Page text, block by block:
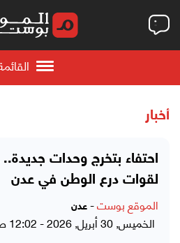
أخبار
احتفاء بتخرج وحدات
لقوات درع الوطن في عدن
الموقع بوست- عدن
الخميس, 30 أبريل, 2026 - 12:02 صباحاً